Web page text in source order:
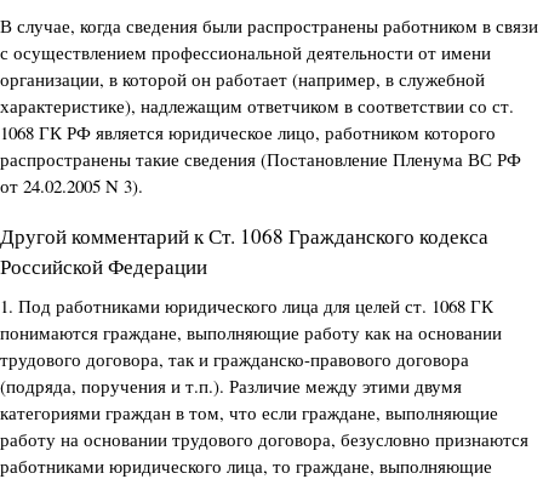
В случае, когда сведения были распространены работником в связи
с осуществлением профессиональной деятельности от имени
организации, в которой он работает (например, в служебной
характеристике), надлежащим ответчиком в соответствии со ст.
1068 ГК РФ является юридическое лицо, работником которого
распространены такие сведения (Постановление Пленума ВС РФ
от 24.02.2005 N 3).
Другой комментарий к Ст. 1068 Гражданского кодекса
Российской Федерации
1. Под работниками юридического лица для целей ст. 1068 ГК
понимаются граждане, выполняющие работу как на основании
трудового договора, так и гражданско-правового договора
(подряда, поручения и т.п.). Различие между этими двумя
категориями граждан в том, что если граждане, выполняющие
работу на основании трудового договора, безусловно признаются
работниками юридического лица, то граждане, выполняющие